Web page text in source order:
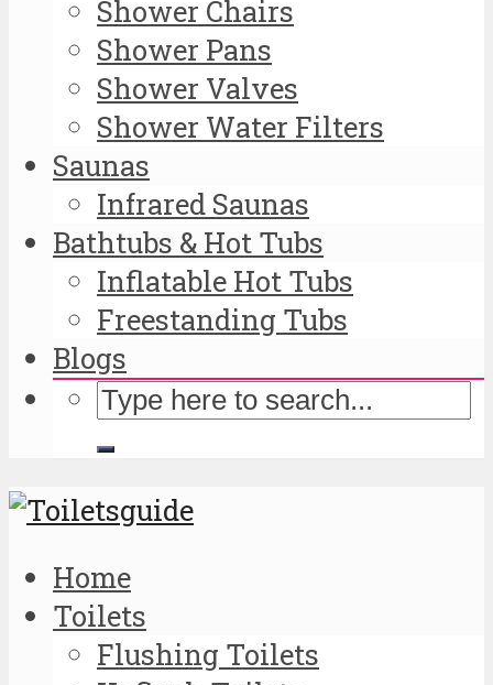
Shower Chairs
Shower Pans
Shower Valves
Shower Water Filters
Saunas
Infrared Saunas
Bathtubs & Hot Tubs
Inflatable Hot Tubs
Freestanding Tubs
Blogs
Home
Toilets
Flushing Toilets